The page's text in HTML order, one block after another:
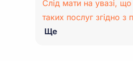
Слід мати на увазі,
таких послуг згідно
Ще